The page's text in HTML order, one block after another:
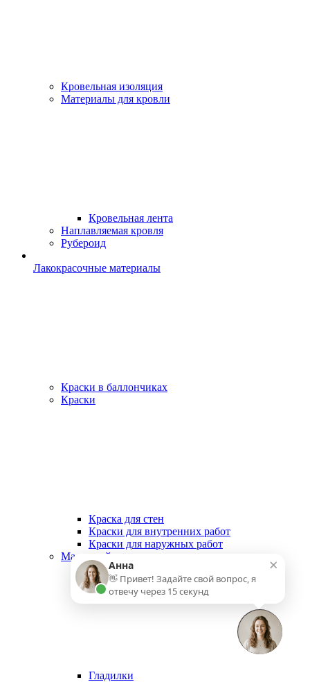
Кровельная изоляция
Материалы для кровли
Кровельная лента
Наплавляемая кровля
Рубероид
Лакокрасочные материалы
Краски в баллончиках
Краски
Краска для стен
Краски для внутренних работ
Краски для наружных работ
Малярный инструмент
Гладилки
×
Анна
👋 Привет! Задайте свой вопрос, я
отвечу через 15 секунд